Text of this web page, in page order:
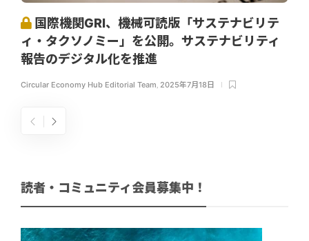
国際機関GRI、機械可読版「サステナビリテ
ィ・タクソノミー」を公開。サステナビリティ
報告のデジタル化を推進
Circular Economy Hub Editorial Team, 2025年7月18日
読者・コミュニティ会員募集中！